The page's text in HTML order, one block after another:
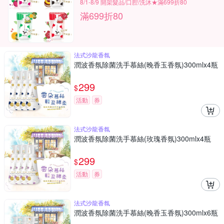
8/1-8/9 開架髮品/口腔/洗沐★滿699折80
滿699折80
法式沙龍香氛
潤波香氛除菌洗手慕絲(晚香玉香氛)300mlx4瓶
$299
活動 券
法式沙龍香氛
潤波香氛除菌洗手慕絲(玫瑰香氛)300mlx4瓶
$299
活動 券
法式沙龍香氛
潤波香氛除菌洗手慕絲(晚香玉香氛)300mlx6瓶